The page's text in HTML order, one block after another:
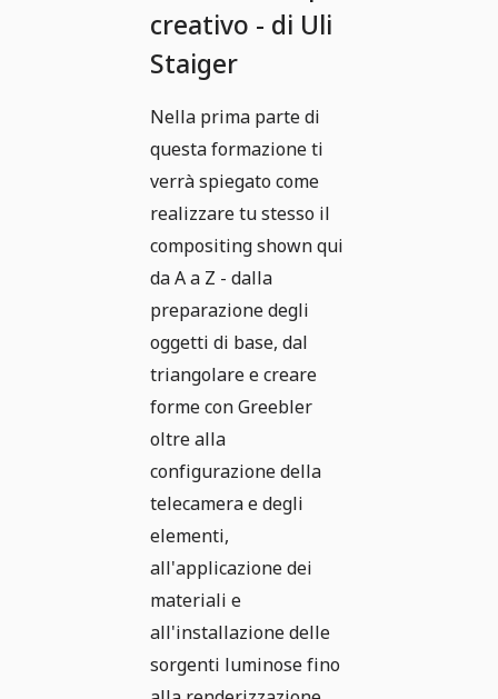
creativo - di Uli
Staiger
Nella prima parte di
questa formazione ti
verrà spiegato come
realizzare tu stesso il
compositing shown qui
da A a Z - dalla
preparazione degli
oggetti di base, dal
triangolare e creare
forme con Greebler
oltre alla
configurazione della
telecamera e degli
elementi,
all'applicazione dei
materiali e
all'installazione delle
sorgenti luminose fino